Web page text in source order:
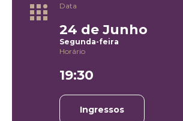
Data
24 de Junho
Segunda-feira
Horário
19:30
Ingressos